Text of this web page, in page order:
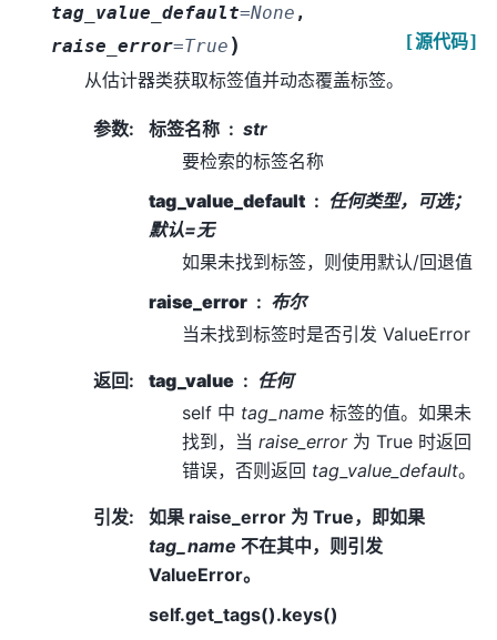
tag_value_default=None ,
raise_error=True ) [源代码]
从估计器类获取标签值并动态覆盖标签。
参数: 标签名称
str
要检索的标签名称
tag_value_default
任何类型，可选；
默认=无
如果未找到标签，则使用默认/回退值
raise_error
布尔
当未找到标签时是否引发 ValueError
返回: tag_value
任何
self 中 tag_name 标签的值。如果未
找到，当 raise_error为 True 时返回
错误，否则返回 tag_value_default。
引发:
如果 raise_error 为 True，即如果
tag_name 不在其中，则引发
ValueError。
self.get_tags().keys()